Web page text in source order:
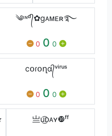
༄ᶦᶰᵈ᭄✿gᴀᴍᴇʀ࿐
0 0 0
ϲօɾօղɑ᭄ᵛⁱʳᵘˢ
0 0 0
亗u͜͡ᴅᴀʏ❿ㅤᶠᶠ